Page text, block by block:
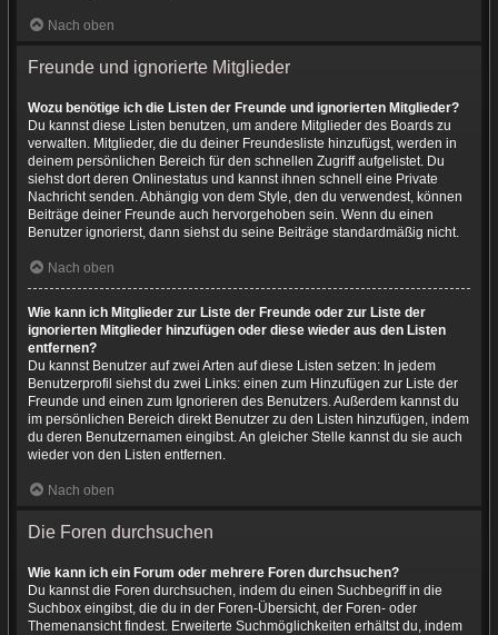
Nach oben
Freunde und ignorierte Mitglieder
Wozu benötige ich die Listen der Freunde und ignorierten Mitglieder?
Du kannst diese Listen benutzen, um andere Mitglieder des Boards zu
verwalten. Mitglieder, die du deiner Freundesliste hinzufügst, werden in
deinem persönlichen Bereich für den schnellen Zugriff aufgelistet. Du
siehst dort deren Onlinestatus und kannst ihnen schnell eine Private
Nachricht senden. Abhängig von dem Style, den du verwendest, können
Beiträge deiner Freunde auch hervorgehoben sein. Wenn du einen
Benutzer ignorierst, dann siehst du seine Beiträge standardmäßig nicht.
Nach oben
Wie kann ich Mitglieder zur Liste der Freunde oder zur Liste der
ignorierten Mitglieder hinzufügen oder diese wieder aus den Listen
entfernen?
Du kannst Benutzer auf zwei Arten auf diese Listen setzen: In jedem
Benutzerprofil siehst du zwei Links: einen zum Hinzufügen zur Liste der
Freunde und einen zum Ignorieren des Benutzers. Außerdem kannst du
im persönlichen Bereich direkt Benutzer zu den Listen hinzufügen, indem
du deren Benutzernamen eingibst. An gleicher Stelle kannst du sie auch
wieder von den Listen entfernen.
Nach oben
Die Foren durchsuchen
Wie kann ich ein Forum oder mehrere Foren durchsuchen?
Du kannst die Foren durchsuchen, indem du einen Suchbegriff in die
Suchbox eingibst, die du in der Foren-Übersicht, der Foren- oder
Themenansicht findest. Erweiterte Suchmöglichkeiten erhältst du, indem